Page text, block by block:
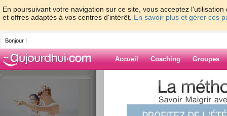
En poursuivant votre navigation sur ce site, vous acceptez
et offres adaptés à vos centres d'intérêt. En savoir plus et gérer ces
Bonjour !
Accueil Coaching Groupes
>
Blog de ltitia